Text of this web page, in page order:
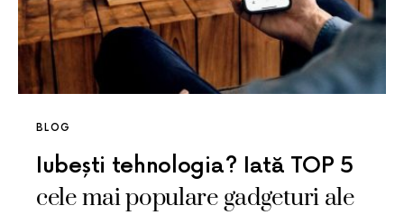
BLOG
Iubești tehnologia? Iată TOP 5
cele mai populare gadgeturi ale